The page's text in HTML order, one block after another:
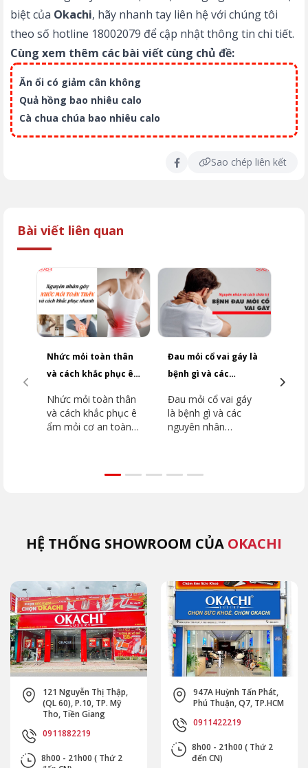
biệt của Okachi, hãy nhanh tay liên hệ với chúng tôi
theo số hotline 18002079 để cập nhật thông tin chi tiết.
Cùng xem thêm các bài viết cùng chủ đề:
Ăn ổi có giảm cân không
Quả hồng bao nhiêu calo
Cà chua chúa bao nhiêu calo
Sao chép liên kết
Bài viết liên quan
Nhức mỏi toàn thân
và cách khắc phục ê
Nhức mỏi toàn thân
và cách khắc phục ê
ẩm mỏi cơ an toàn
Đau mỏi cổ vai gáy là
bệnh gì và các
THƯỜNG GẶP
Đau mỏi cổ vai gáy
là bệnh gì và các
nguyên nhân
HỆ THỐNG SHOWROOM CỦA OKACHI
121 Nguyễn Thị Thập,
(QL 60), P.10, TP. Mỹ
Tho, Tiền Giang
0911882219
8h00 - 21h00 ( Thứ 2
947A Huỳnh Tấn Phát,
Phú Thuận, Q7, TP.HCM
0911422219
8h00 - 21h00 ( Thứ 2
đến CN)